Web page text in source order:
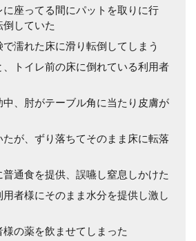
座ってる間にパットを取りに行
倒していた
で濡れた床に滑り転倒してしまう
トイレ前の床に倒れている利用者
、肘がテーブル角に当たり皮膚が
が、ずり落ちてそのまま床に転落
普通食を提供、誤嚥し窒息しかけた
用者様にそのまま水分を提供し激し
の薬を飲ませてしまった